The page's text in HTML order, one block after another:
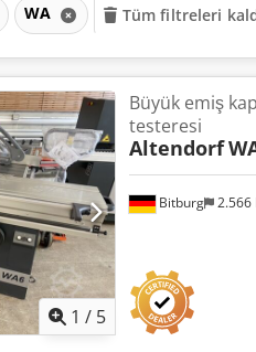
WA Tüm filtreleri
1 / 5
Bitburg 2.566
Büyük emiş
testeresi
Altendorf